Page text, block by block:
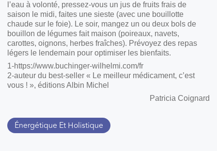
l’eau à volonté, pressez-vous un jus de fruits frais de
saison le midi, faites une sieste (avec une bouillotte
chaude sur le foie). Le soir, mangez un ou deux bols de
bouillon de légumes fait maison (poireaux, navets,
carottes, oignons, herbes fraîches). Prévoyez des repas
légers le lendemain pour optimiser les bienfaits.
1-https://www.buchinger-wilhelmi.com/fr
2-auteur du best-seller « Le meilleur médicament, c’est
vous ! », éditions Albin Michel
Patricia Coignard
Énergétique Et Holistique